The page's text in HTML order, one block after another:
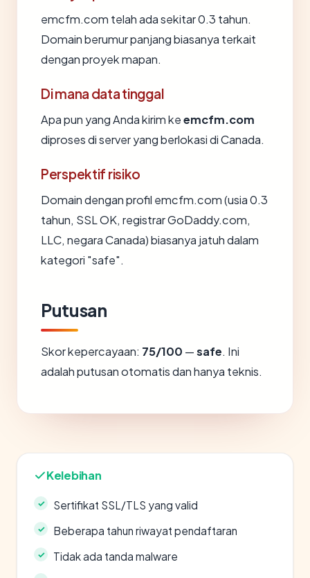
emcfm.com telah ada sekitar 0.3 tahun.
Domain berumur panjang biasanya terkait
dengan proyek mapan.
Di mana data tinggal
Apa pun yang Anda kirim keemcfm.com
diproses di server yang berlokasi di Canada.
Perspektif risiko
Domain dengan profil emcfm.com (usia 0.3
tahun, SSL OK, registrar GoDaddy.com,
LLC, negara Canada) biasanya jatuh dalam
kategori "safe".
Putusan
Skor kepercayaan: 75/100 —safe. Ini
adalah putusan otomatis dan hanya teknis.
Kelebihan
Sertifikat SSL/TLS yang valid
Beberapa tahun riwayat pendaftaran
Tidak ada tanda malware